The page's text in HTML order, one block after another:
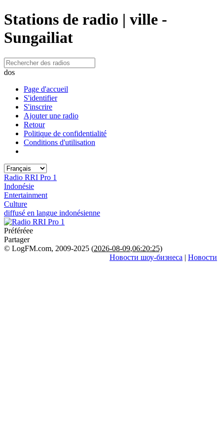
Stations de radio | ville -
Sungailiat
dos
Page d'accueil
S'identifier
S'inscrire
Ajouter une radio
Retour
Politique de confidentialité
Conditions d'utilisation
Radio RRI Pro 1
Indonésie
Entertainment
Culture
diffusé en langue indonésienne
Préféréeе
Partager
© LogFM.com, 2009-2025 (2026-08-09,06:20:25)
Новости шоу-бизнеса | Новости